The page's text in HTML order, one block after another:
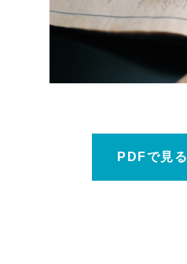
PDFで見る